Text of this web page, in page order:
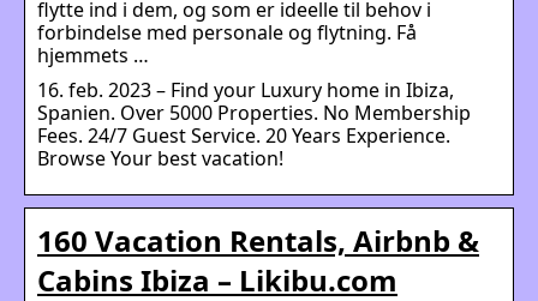
flytte ind i dem, og som er ideelle til behov i
forbindelse med personale og flytning. Få
hjemmets …
16. feb. 2023 – Find your Luxury home in Ibiza,
Spanien. Over 5000 Properties. No Membership
Fees. 24/7 Guest Service. 20 Years Experience.
Browse Your best vacation!
160 Vacation Rentals, Airbnb &
Cabins Ibiza – Likibu.com